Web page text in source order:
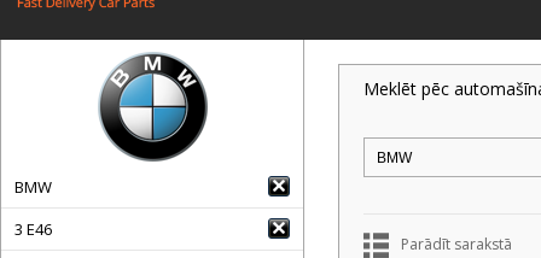
BMW
3 E46
Meklēt pēc
Parādīt sarakstā